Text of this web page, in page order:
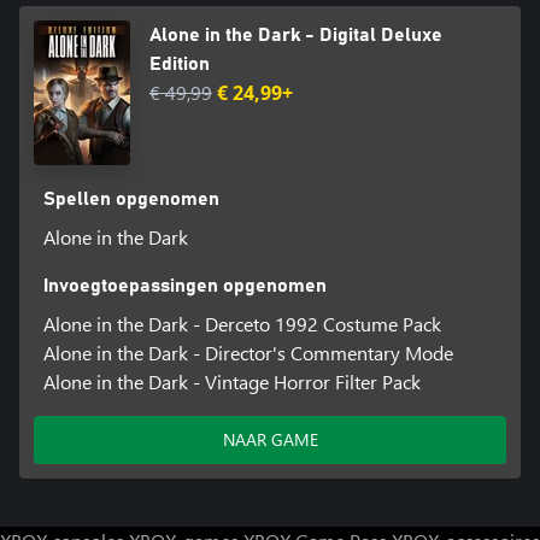
Alone in the Dark - Digital Deluxe
Edition
€ 49,99 € 24,99+
Spellen opgenomen
Alone in the Dark
Invoegtoepassingen opgenomen
Alone in the Dark - Derceto 1992 Costume Pack
Alone in the Dark - Director's Commentary Mode
Alone in the Dark - Vintage Horror Filter Pack
NAAR GAME